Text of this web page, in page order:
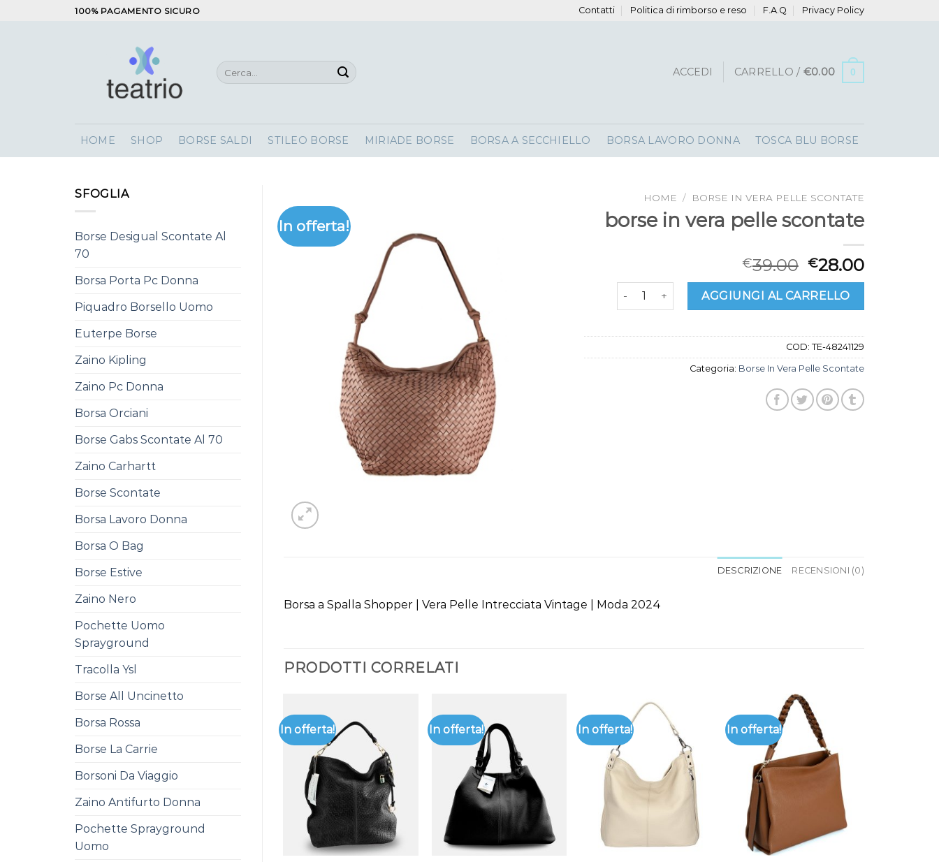
100% PAGAMENTO SICURO Contatti Politica di rimborso e reso F.A.Q Privacy Policy
Cerca: ACCEDI CARRELLO / €0.00 0
HOME SHOP BORSE SALDI STILEO BORSE MIRIADE BORSE BORSA A SECCHIELLO BORSA LAVORO DONNA TOSCA BLU BORSE
SFOGLIA
Borse Desigual Scontate Al
70
Borsa Porta Pc Donna
Piquadro Borsello Uomo
Euterpe Borse
Zaino Kipling
Zaino Pc Donna
Borsa Orciani
Borse Gabs Scontate Al 70
Zaino Carhartt
Borse Scontate
Borsa Lavoro Donna
Borsa O Bag
Borse Estive
Zaino Nero
Pochette Uomo
Sprayground
Tracolla Ysl
Borse All Uncinetto
Borsa Rossa
Borse La Carrie
Borsoni Da Viaggio
Zaino Antifurto Donna
Pochette Sprayground
Uomo
In offerta!
HOME / BORSE IN VERA PELLE SCONTATE
borse in vera pelle scontate
€39.00 €28.00
borse in vera pelle scontate quantità
AGGIUNGI AL CARRELLO
COD: TE-48241129
Categoria: Borse In Vera Pelle Scontate
DESCRIZIONE RECENSIONI (0)
Borsa a Spalla Shopper | Vera Pelle Intrecciata Vintage | Moda 2024
PRODOTTI CORRELATI
In offerta! In offerta! In offerta! In offerta!